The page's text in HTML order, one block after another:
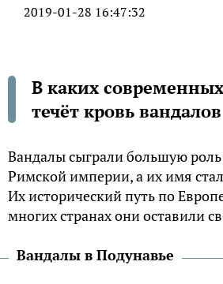
2019-01-28 16:47:32
В каких
течёт кровь вандалов
Вандалы сыграли большую
Римской империи, а их имя
Их исторический путь по
многих странах они оставили
Вандалы в Подунавье